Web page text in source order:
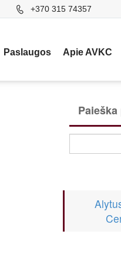
+370 315 74357
Paslaugos Apie AVKC